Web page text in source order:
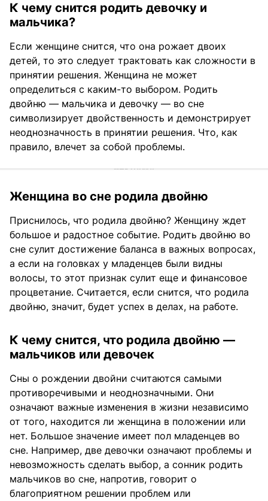
К чему снится родить девочку и
мальчика?
Если женщине снится, что она рожает двоих
детей, то это следует трактовать как сложности в
принятии решения. Женщина не может
определиться с каким-то выбором. Родить
двойню — мальчика и девочку — во сне
символизирует двойственность и демонстрирует
неоднозначность в принятии решения. Что, как
правило, влечет за собой проблемы.
Женщина во сне родила двойню
Приснилось, что родила двойню? Женщину ждет
большое и радостное событие. Родить двойню во
сне сулит достижение баланса в важных вопросах,
а если на головках у младенцев были видны
волосы, то этот признак сулит еще и финансовое
процветание. Считается, если снится, что родила
двойню, значит, будет успех в делах, на работе.
К чему снится, что родила двойню —
мальчиков или девочек
Сны о рождении двойни считаются самыми
противоречивыми и неоднозначными. Они
означают важные изменения в жизни независимо
от того, находится ли женщина в положении или
нет. Большое значение имеет пол младенцев во
сне. Например, две девочки означают проблемы и
невозможность сделать выбор, а сонник родить
мальчиков во сне, напротив, говорит о
благоприятном решении проблем или